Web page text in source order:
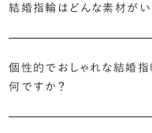
詳しくはこちら
よく選ばれます。
表面の質感は、鏡のように艶
が、近年はゴールド系の素材
結婚指輪はどんな素材がい
んどありません。純粋に色味
ます。
個性的でおしゃれな結婚
何ですか？